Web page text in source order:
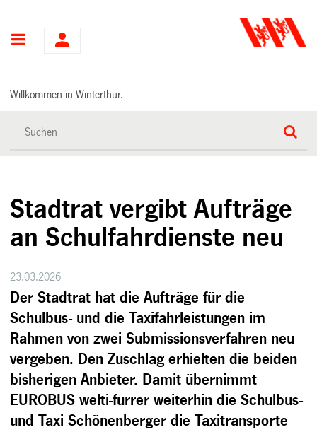
Hauptnavigation
Willkommen in Winterthur.
Stadtrat vergibt Aufträge
an Schulfahrdienste neu
23.03.2026
Der Stadtrat hat die Aufträge für die
Schulbus- und die Taxifahrleistungen im
Rahmen von zwei Submissionsverfahren neu
vergeben. Den Zuschlag erhielten die beiden
bisherigen Anbieter. Damit übernimmt
EUROBUS welti-furrer weiterhin die Schulbus-
und Taxi Schönenberger die Taxitransporte